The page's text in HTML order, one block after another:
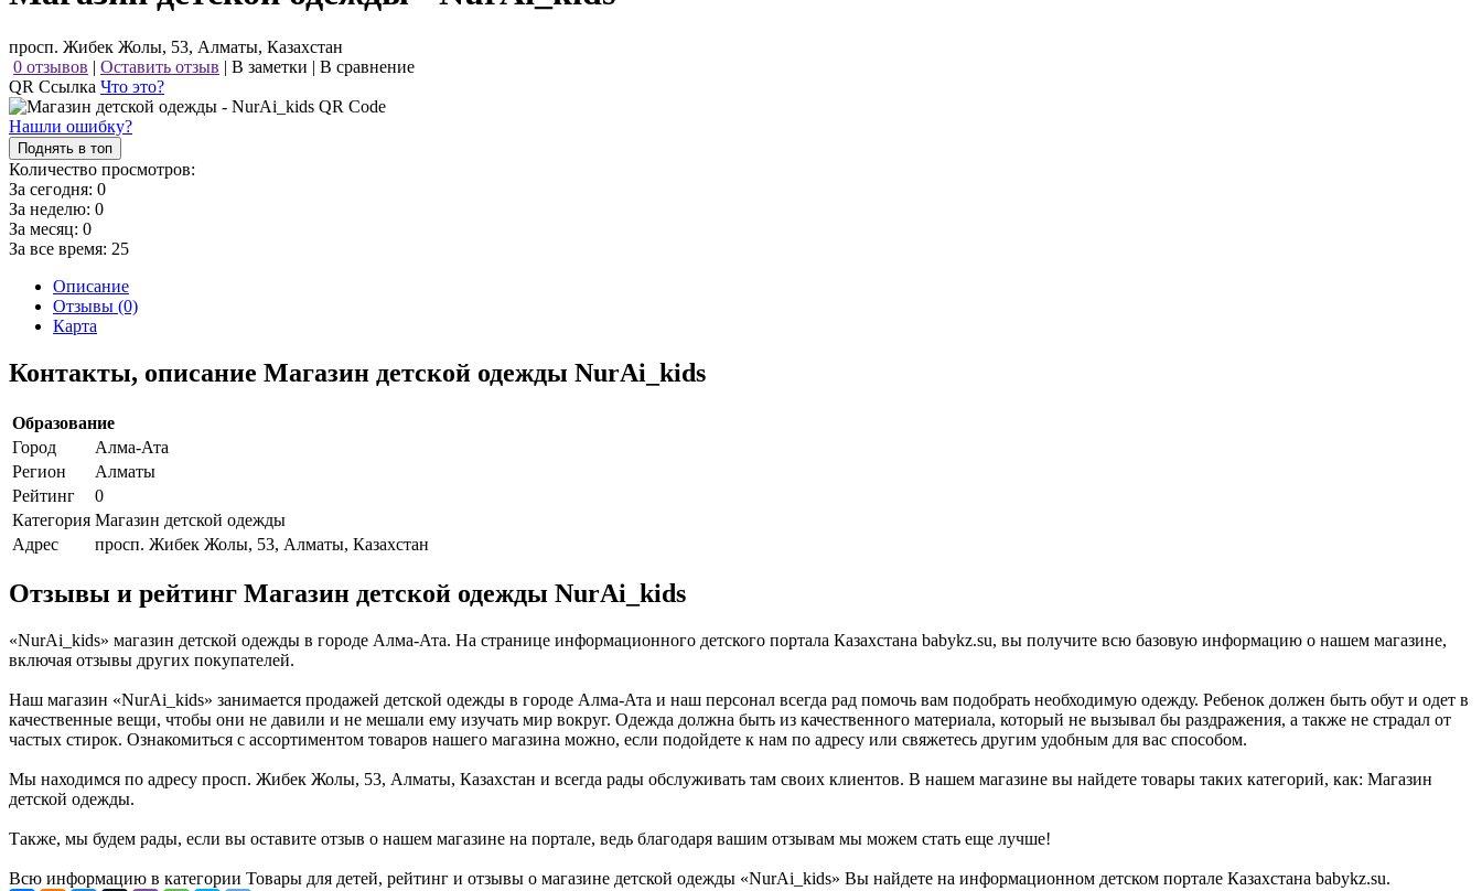
просп. Жибек Жолы, 53, Алматы, Казахстан
0 отзывов | Оставить отзыв | В заметки | В сравнение
QR Ссылка Что это?
Нашли ошибку?
Поднять в топ
Количество просмотров:
За сегодня: 0
За неделю: 0
За месяц: 0
За все время: 25
Описание
Отзывы (0)
Карта
Контакты, описание Магазин детской одежды NurAi_kids
Образование
Город
Алма-Ата
Регион
Алматы
Рейтинг
0
Категория Магазин детской одежды
Адрес
просп. Жибек Жолы, 53, Алматы, Казахстан
Отзывы и рейтинг Магазин детской одежды NurAi_kids
«NurAi_kids» магазин детской одежды в городе Алма-Ата. На странице информационного детского портала Казахстана babykz.su, вы получите всю базовую информацию о нашем магазине,
включая отзывы других покупателей.
Наш магазин «NurAi_kids» занимается продажей детской одежды в городе Алма-Ата и наш персонал всегда рад помочь вам подобрать необходимую одежду. Ребенок должен быть обут и одет в
качественные вещи, чтобы они не давили и не мешали ему изучать мир вокруг. Одежда должна быть из качественного материала, который не вызывал бы раздражения, а также не страдал от
частых стирок. Ознакомиться с ассортиментом товаров нашего магазина можно, если подойдете к нам по адресу или свяжетесь другим удобным для вас способом.
Мы находимся по адресу просп. Жибек Жолы, 53, Алматы, Казахстан и всегда рады обслуживать там своих клиентов. В нашем магазине вы найдете товары таких категорий, как: Магазин
детской одежды.
Также, мы будем рады, если вы оставите отзыв о нашем магазине на портале, ведь благодаря вашим отзывам мы можем стать еще лучше!
Всю информацию в категории Товары для детей, рейтинг и отзывы о магазине детской одежды «NurAi_kids» Вы найдете на информационном детском портале Казахстана babykz.su.